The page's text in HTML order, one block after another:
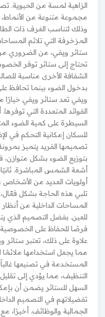
الزاهية لمسة من الحيوية.
مجموعة متنوعة من الأنماط،
وذلك لتناسب الغرف ذات
المزخرفة التي تلائم
ستائر ويفي، من الضروري
تحتاج إلى ستائر توفر
الشفافة الأخرى مناسبة
بدخول الضوء بينما تحافظ
ويفي تعد ستائر ويفي خيارًا
الفوائد المتعددة التي
السيطرة على كمية الضوء
للسكان إمكانية التحكم في
تصميمها الفريد يتميز
بتوزيع الضوء بشكل متوازن،
أشعة الشمس المباشرة.
أولويات العديد من الأشخاص
تلبي هذه الحاجة بشكل
المساحات الداخلية من أنظار
للعين. بفضل التصميم الذي
فرصًا للحفاظ على الخصوصية
علاوة على ذلك، تعتبر ستائر
مما يجعل استخدامها ملائمًا
المستخدمة في تصنيعها
التنظيف، مما يؤدي إلى تقليل
السهل للستائر يضمن أن
تفضيلاتهم في التصميم
الجمالية والوظائف. أخيرًا، مع